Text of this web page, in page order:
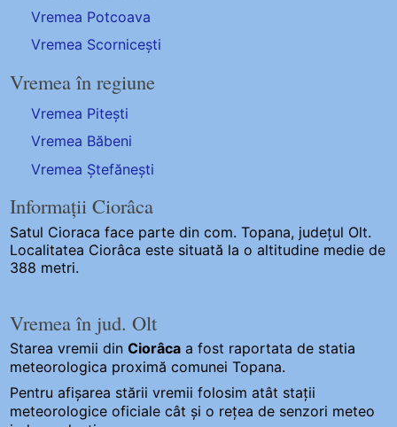
Vremea Potcoava
Vremea Scornicești
Vremea în regiune
Vremea Pitești
Vremea Băbeni
Vremea Ștefănești
Informații Ciorâca
Satul Cioraca face parte din com. Topana, județul Olt.
Localitatea Ciorâca este situată la o altitudine medie de
388 metri.
Vremea în jud. Olt
Starea vremii dinCiorâca a fost raportata de statia
meteorologica proximă comunei Topana.
Pentru afișarea stării vremii folosim atât stații
meteorologice oficiale cât și o rețea de senzori meteo